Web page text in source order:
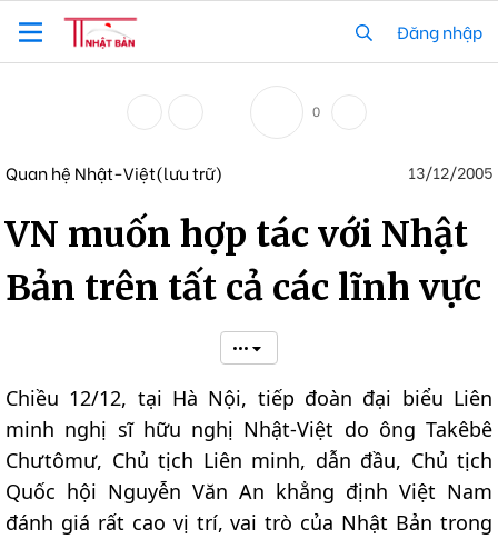
Đăng nhập
0
Quan hệ Nhật-Việt(lưu trữ) 13/12/2005
VN muốn hợp tác với Nhật
Bản trên tất cả các lĩnh vực
•••
Chiều 12/12, tại Hà Nội, tiếp đoàn đại biểu Liên
minh nghị sĩ hữu nghị Nhật-Việt do ông Takêbê
Chưtômư, Chủ tịch Liên minh, dẫn đầu, Chủ tịch
Quốc hội Nguyễn Văn An khẳng định Việt Nam
đánh giá rất cao vị trí, vai trò của Nhật Bản trong